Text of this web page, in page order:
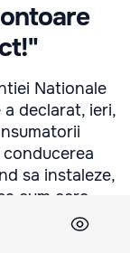
Nationale
declarat, ieri,
sa instaleze,
cum cere
nu au
Furnizorul